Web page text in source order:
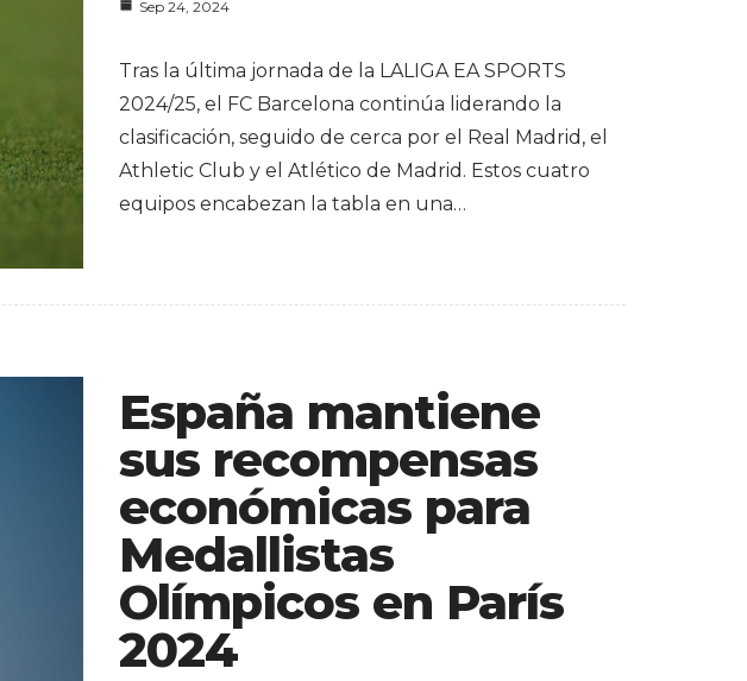
Sep 24, 2024
Tras la última jornada de la LALIGA EA SPORTS
2024/25, el FC Barcelona continúa liderando la
clasificación, seguido de cerca por el Real Madrid, el
Athletic Club y el Atlético de Madrid. Estos cuatro
equipos encabezan la tabla en una…
España mantiene
sus recompensas
económicas para
Medallistas
Olímpicos en París
2024